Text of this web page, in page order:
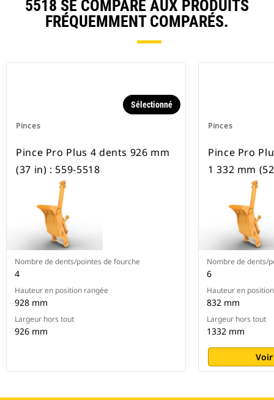
5518 SE COMPARE AUX PRODUITS
FRÉQUEMMENT COMPARÉS.
Pinces
Sélectionné
Pince Pro Plus 4 dents 926 mm
(37 in) : 559-5518
Nombre de dents/pointes de fourche
4
Hauteur en position rangée
928 mm
Largeur hors tout
926 mm
Pinces
Pince Pro
1 332 mm
Nombre de dents/
6
Hauteur en
832 mm
Largeur hors tout
1332 mm